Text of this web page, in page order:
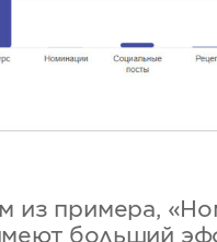
из примера,
больший